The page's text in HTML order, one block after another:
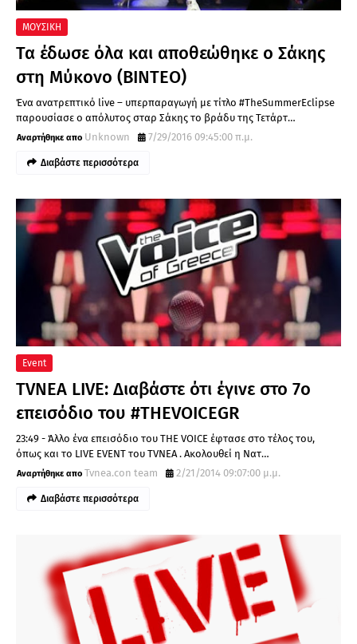
ΜΟΥΣΙΚΗ
Τα έδωσε όλα και αποθεώθηκε ο Σάκης
στη Μύκονο (ΒΙΝΤΕΟ)
Ένα ανατρεπτικό live – υπερπαραγωγή με τίτλο #TheSummerEclipse
παρουσίασε ο απόλυτος σταρ Σάκης το βράδυ της Τετάρτ…
Unknown
7/29/2016 09:45:00 π.μ.
Διαβάστε περισσότερα
Event
TVNEA LIVE: Διαβάστε ότι έγινε στο 7ο
επεισόδιο του #THEVOICEGR
23:49 - Άλλο ένα επεισόδιο του THE VOICE έφτασε στο τέλος του,
όπως και το LIVE EVENT του TVNEA . Ακολουθεί η Νατ…
Tvnea.con team
2/21/2014 09:07:00 μ.μ.
Διαβάστε περισσότερα